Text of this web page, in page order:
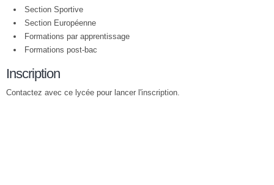
Section Sportive
Section Européenne
Formations par apprentissage
Formations post-bac
Inscription
Contactez avec ce lycée pour lancer l'inscription.